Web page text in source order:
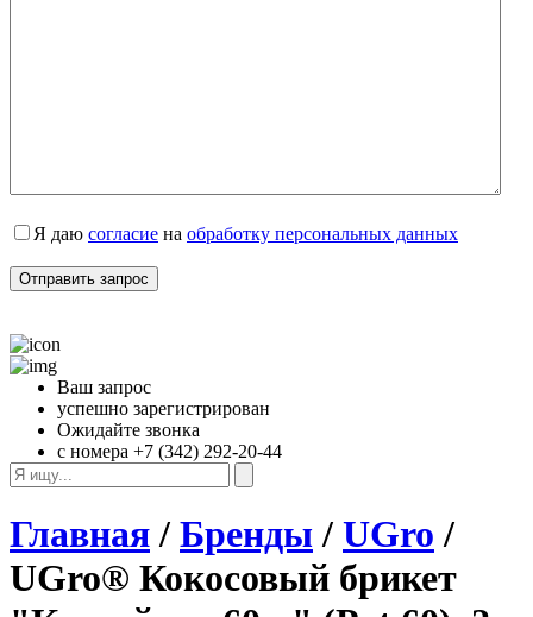
Я даю согласие на обработку персональных данных
Ваш запрос
успешно зарегистрирован
Ожидайте звонка
с номера +7 (342) 292-20-44
Главная/ Бренды/ UGro /
UGro® Кокосовый брикет